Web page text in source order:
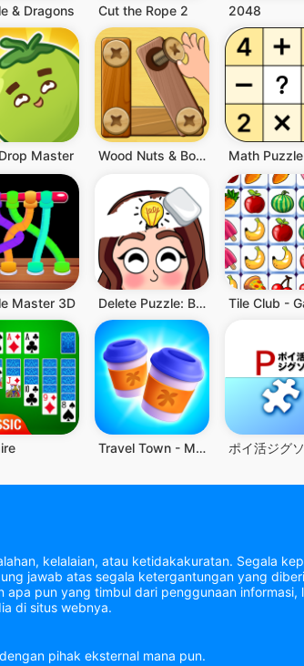
& Dragons Cut the Rope 2 2048
Master Wood Nuts & Bolts Puzzle
Master 3D Delete Puzzle: Brain Games
Travel Town - Merge Adventure
kelalaian, atau ketidakakuratan. Segala
jawab atas segala ketergantungan yang
pun yang timbul dari penggunaan
di situs webnya.
pihak eksternal mana pun.